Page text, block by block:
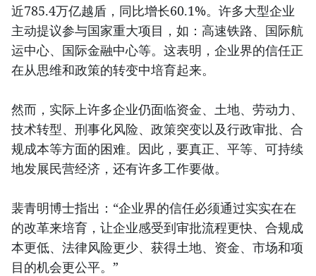
近785.4万亿越盾，同比增长60.1%。许多大型企业
主动提议参与国家重大项目，如：高速铁路、国际航
运中心、国际金融中心等。这表明，企业界的信任正
在从思维和政策的转变中培育起来。
然而，实际上许多企业仍面临资金、土地、劳动力、
技术转型、刑事化风险、政策突变以及行政审批、合
规成本等方面的困难。因此，要真正、平等、可持续
地发展民营经济，还有许多工作要做。
裴青明博士指出：“企业界的信任必须通过实实在在
的改革来培育，让企业感受到审批流程更快、合规成
本更低、法律风险更少、获得土地、资金、市场和项
目的机会更公平。”